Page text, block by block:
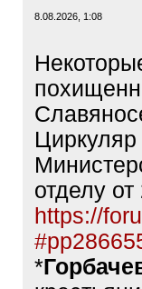
8.08.2026, 1:08
отделу
https://
*